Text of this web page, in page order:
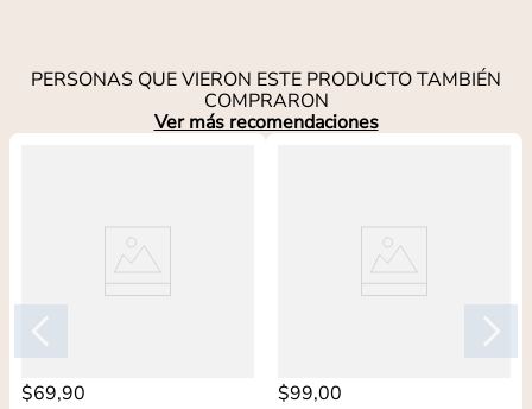
PERSONAS QUE VIERON ESTE PRODUCTO TAMBIÉN
COMPRARON
Ver más recomendaciones
$69,90 $99,00